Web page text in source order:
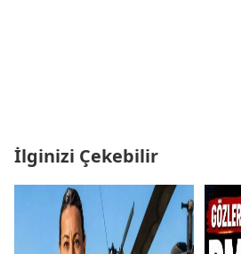
İlginizi Çekebilir